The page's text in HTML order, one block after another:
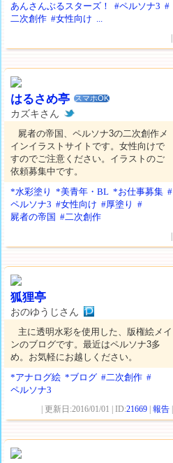
あんさんぶるスターズ！
#ペルソナ3 #
二次創作 #女性向け ...
はるさめ亭 スマホOK
カズキさん
屍者の帝国、ペルソナ3の二次創作メ
インイラストサイトです。女性向けで
すのでご注意ください。イラストのご
依頼募集中です。
*水彩塗り
*美青年・BL *お仕事募集 #
ペルソナ3 #女性向け #厚塗り
#
屍者の帝国 #二次創作
狐狸亭
おのゆうじさん
主に透明水彩を使用した、版権絵メイ
ンのブログです。最近はペルソナ3多
め。お気軽にお越しください。
*アナログ絵 *ブログ #二次創作 #
ペルソナ3
| 更新日:2016/01/01 | ID:21669 |報告